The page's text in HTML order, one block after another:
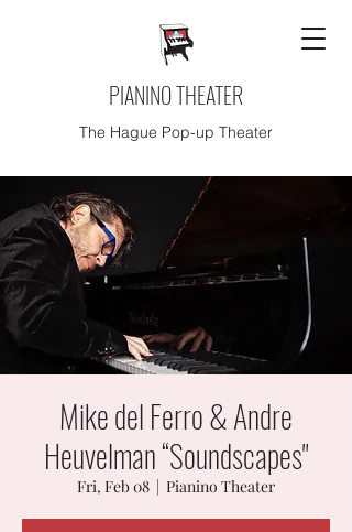
PIANINO THEATER
The Hague Pop-up Theater
Mike del Ferro & Andre
Heuvelman “Soundscapes"
Fri, Feb 08
  |
Pianino Theater